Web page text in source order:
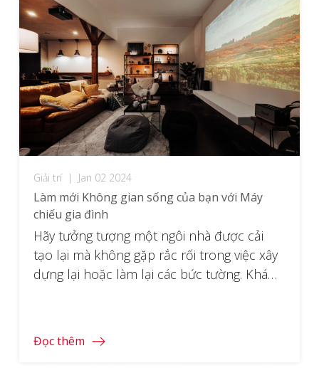
Giải trí | Jan 02 2024
Làm mới Không gian sống của bạn với Máy
chiếu gia đình
Hãy tưởng tượng một ngôi nhà được cải
tạo lại mà không gặp rắc rối trong việc xây
dựng lại hoặc làm lại các bức tường. Khám
Đọc thêm